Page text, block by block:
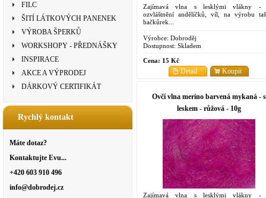
FILC
ŠITÍ LÁTKOVÝCH PANENEK
VÝROBA ŠPERKŮ
WORKSHOPY - PŘEDNÁŠKY
INSPIRACE
AKCE A VÝPRODEJ
DÁRKOVÝ CERTIFIKÁT
Rychlý kontakt
Máte dotaz?
Kontaktujte Evu...
+420 603 910 496
info@dobrodej.cz
Zajímavá vlna s lesklými vlákny -
ozvláštnění andělíčků, víl, na výrobu
bačkůrek...
Výrobce: Dobroděj
Dostupnost: Skladem
Cena: 15 Kč
Koupit
Detail
Ovčí vlna merino barvená mykaná - s
leskem - růžová - 10g
Zajímavá vlna s lesklými vlákny -